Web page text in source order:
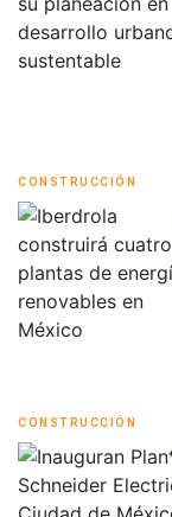
CONSTRUCCIÓN
CONSTRUCCIÓN